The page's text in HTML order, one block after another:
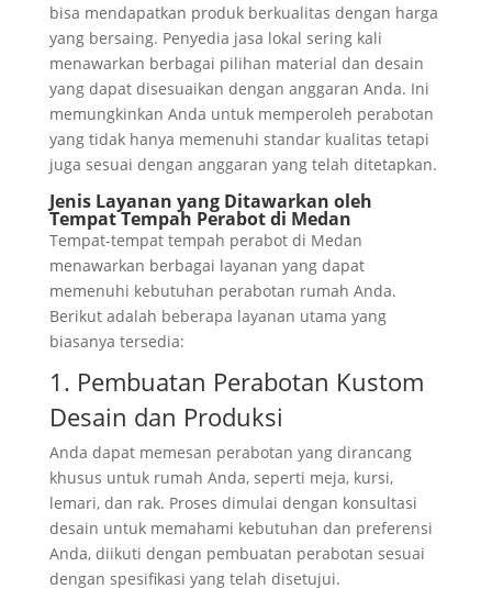
bisa mendapatkan produk berkualitas dengan harga
yang bersaing. Penyedia jasa lokal sering kali
menawarkan berbagai pilihan material dan desain
yang dapat disesuaikan dengan anggaran Anda. Ini
memungkinkan Anda untuk memperoleh perabotan
yang tidak hanya memenuhi standar kualitas tetapi
juga sesuai dengan anggaran yang telah ditetapkan.
Jenis Layanan yang Ditawarkan oleh
Tempat Tempah Perabot di Medan
Tempat-tempat tempah perabot di Medan
menawarkan berbagai layanan yang dapat
memenuhi kebutuhan perabotan rumah Anda.
Berikut adalah beberapa layanan utama yang
biasanya tersedia:
1. Pembuatan Perabotan Kustom
Desain dan Produksi
Anda dapat memesan perabotan yang dirancang
khusus untuk rumah Anda, seperti meja, kursi,
lemari, dan rak. Proses dimulai dengan konsultasi
desain untuk memahami kebutuhan dan preferensi
Anda, diikuti dengan pembuatan perabotan sesuai
dengan spesifikasi yang telah disetujui.